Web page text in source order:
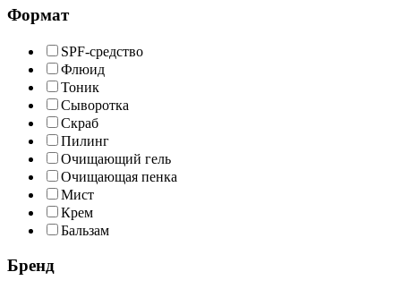
Формат
SPF-средство
Флюид
Тоник
Сыворотка
Скраб
Пилинг
Очищающий гель
Очищающая пенка
Мист
Крем
Бальзам
Бренд